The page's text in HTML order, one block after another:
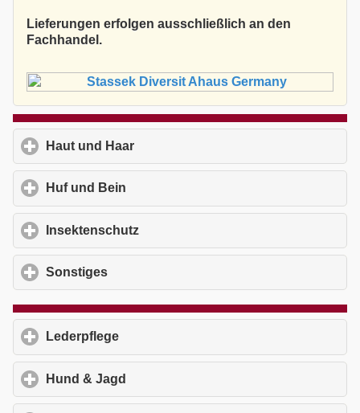
Lieferungen erfolgen ausschließlich an den
Fachhandel.
Haut und Haar
Huf und Bein
Insektenschutz
Sonstiges
Lederpflege
Hund & Jagd